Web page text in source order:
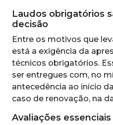
Laudos obrigatórios
decisão
Entre os motivos que
está a exigência da
técnicos obrigatórios.
ser entregues com, no
antecedência ao início
caso de renovação, na
Avaliações